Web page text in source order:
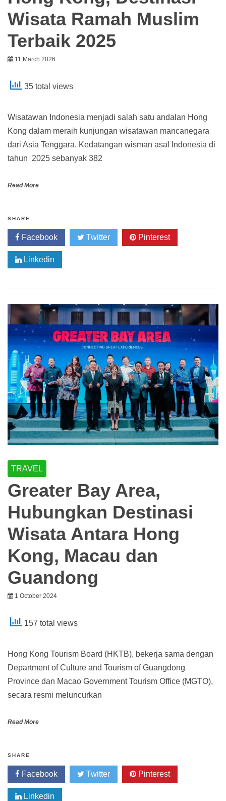
Wisata Ramah Muslim
Terbaik 2025
11 March 2026
35 total views
Wisatawan Indonesia menjadi salah satu andalan Hong
Kong dalam meraih kunjungan wisatawan mancanegara
dari Asia Tenggara. Kedatangan wisman asal Indonesia di
tahun 2025 sebanyak 382
Read More
SHARE
Facebook Twitter Pinterest
Linkedin
TRAVEL
Greater Bay Area,
Hubungkan Destinasi
Wisata Antara Hong
Kong, Macau dan
Guandong
1 October 2024
157 total views
Hong Kong Tourism Board (HKTB), bekerja sama dengan
Department of Culture and Tourism of Guangdong
Province dan Macao Government Tourism Office (MGTO),
secara resmi meluncurkan
Read More
SHARE
Facebook Twitter Pinterest
Linkedin